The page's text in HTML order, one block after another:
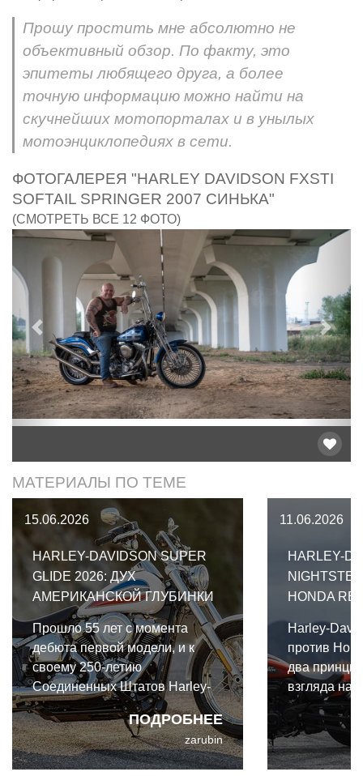
Прошу простить мне абсолютно не
объективный обзор. По факту, это
эпитеты любящего друга, а более
точную информацию можно найти на
скучнейших мотопорталах и в унылых
мотоэнциклопедиях в сети.
ФОТОГАЛЕРЕЯ "HARLEY DAVIDSON FXSTI
SOFTAIL SPRINGER 2007 СИНЬКА"
(СМОТРЕТЬ ВСЕ 12 ФОТО)
Предыдущий
МАТЕРИАЛЫ ПО ТЕМЕ
15.06.2026
HARLEY-DAVIDSON SUPER
GLIDE 2026: ДУХ
АМЕРИКАНСКОЙ ГЛУБИНКИ
ПОДРОБНЕЕ
Прошло 55 лет с момента
дебюта первой модели, и к
своему 250-летию
Соединенных Штатов Harley-
Davidson подготовил особый
подарок — Harley-Davidson
Super Glide 2026, выпущенный
ограниченным тиражом в 2500
zarubin
11.06.2026
HARLEY-
HONDA
Harley-
против
два
взгляда на
круизер с
силовыми